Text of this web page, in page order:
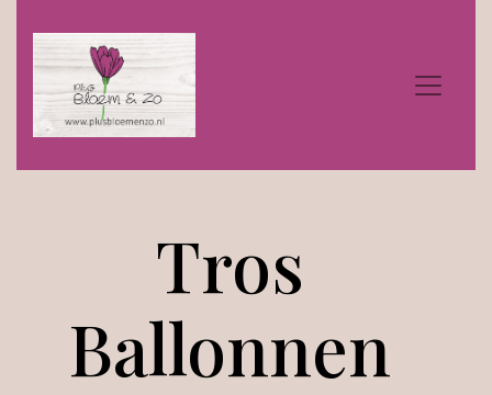
Tros
Ballonnen